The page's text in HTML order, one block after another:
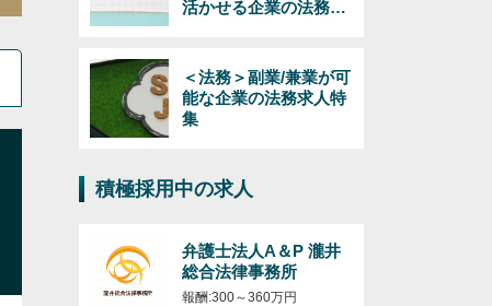
活かせる企業の法務求
＜法務＞副業/兼業が可
能な企業の法務求人特
集
積極採用中の求人
弁護士法人A＆P 瀧井
総合法律事務所
報酬:300～360万円